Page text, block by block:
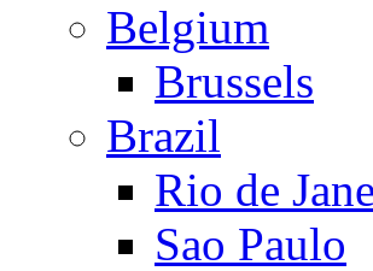
Belgium
Brussels
Brazil
Rio de
Sao Paulo